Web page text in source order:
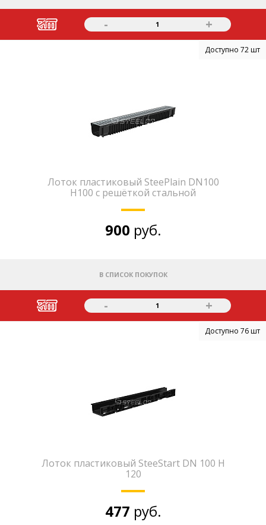
- 1 +
Доступно 72 шт
Лоток пластиковый SteePlain DN100
H100 с решёткой стальной
900 руб.
В СПИСОК ПОКУПОК
- 1 +
Доступно 76 шт
Лоток пластиковый SteeStart DN 100 H
120
477 руб.